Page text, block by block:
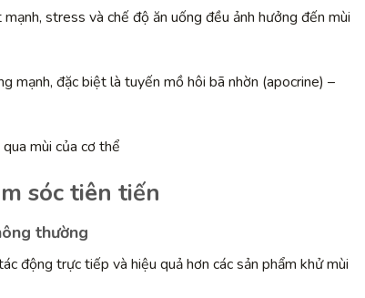
stress và chế độ ăn uống đều ảnh hưởng đến mùi
mạnh, đặc biệt là tuyến mồ hôi bã nhờn (apocrine) –
sóc tiên tiến
thường
động trực tiếp và hiệu quả hơn các sản phẩm khử mùi